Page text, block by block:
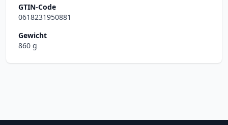
GTIN-Code
0618231950881
Gewicht
860 g